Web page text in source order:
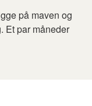
på maven og
Et par måneder